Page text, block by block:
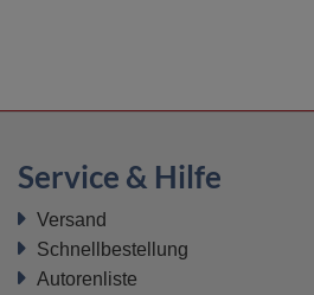
Service & Hilfe
Versand
Schnellbestellung
Autorenliste